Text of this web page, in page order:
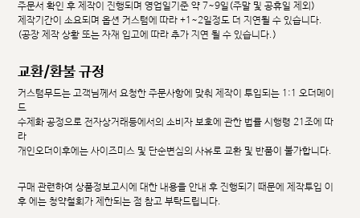
주문서 확인 후 제작이 진행되며 영업일기준 약 7~9일(주말 및 공휴일 제외)
제작기간이 소요되며 옵션 커스텀에 따라 +1~2일정도 더 지연될 수 있습니다.
(공장 제작 상황 또는 자재 입고에 따라 추가 지연 될 수 있습니다.)
교환/환불 규정
커스텀무드는 고객님께서 요청한 주문사항에 맞춰 제작이 투입되는 1:1 오더메이
드
수제화 공정으로 전자상거래등에서의 소비자 보호에 관한 법률 시행령 21조에 따
라
개인오더이후에는 사이즈미스 및 단순변심의 사유로 교환 및 반품이 불가합니다.
구매 관련하여 상품정보고시에 대한 내용을 안내 후 진행되기 때문에 제작투입 이
후 에는 청약철회가 제한되는 점 참고 부탁드립니다.